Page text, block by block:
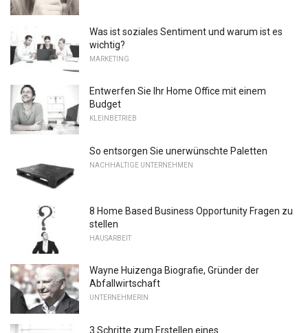
Was ist soziales Sentiment und warum ist es
wichtig?
MARKETING
Entwerfen Sie Ihr Home Office mit einem
Budget
KLEINBETRIEB
So entsorgen Sie unerwünschte Paletten
NACHHALTIGE UNTERNEHMEN
8 Home Based Business Opportunity Fragen zu
stellen
HAUSARBEIT
Wayne Huizenga Biografie, Gründer der
Abfallwirtschaft
UNTERNEHMERIN
3 Schritte zum Erstellen eines